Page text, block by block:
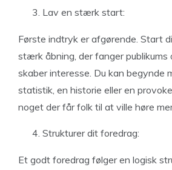
Lav en stærk start:
Første indtryk er afgørende. Start
stærk åbning, der fanger
skaber interesse. Du kan begynde
statistik, en historie eller en
noget der får folk til at ville høre
Strukturer dit foredrag:
Et godt foredrag følger en logisk